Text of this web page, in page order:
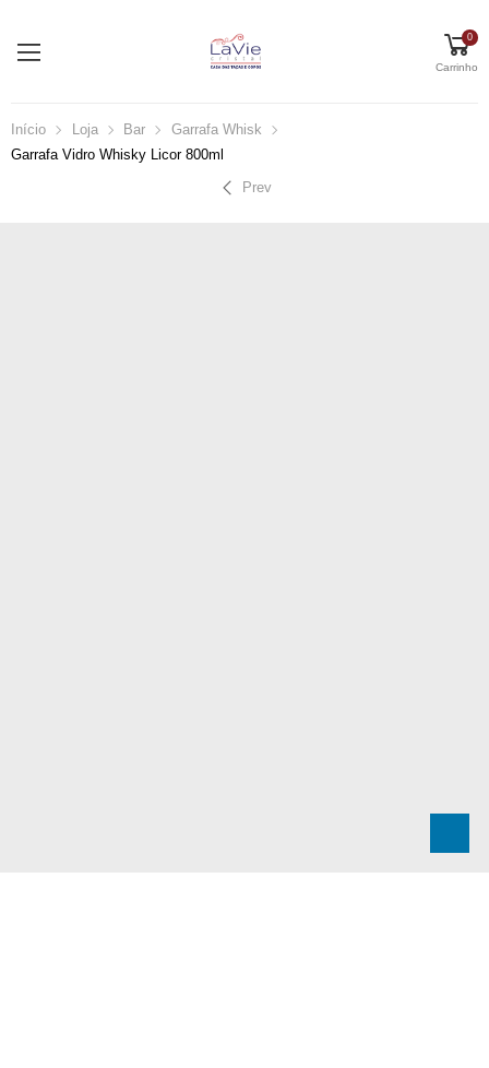
0
Carrinho
Início Loja Bar
Garrafa Whisk
Garrafa Vidro Whisky Licor 800ml
Prev